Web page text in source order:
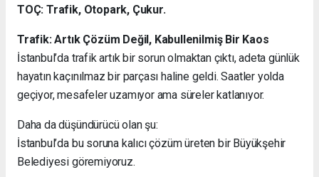
TOÇ: Trafik, Otopark, Çukur.
Trafik: Artık Çözüm Değil, Kabullenilmiş Bir Kaos
İstanbul’da trafik artık bir sorun olmaktan çıktı, adeta günlük
hayatın kaçınılmaz bir parçası haline geldi. Saatler yolda
geçiyor, mesafeler uzamıyor ama süreler katlanıyor.
Daha da düşündürücü olan şu:
İstanbul’da bu soruna kalıcı çözüm üreten bir Büyükşehir
Belediyesi göremiyoruz.